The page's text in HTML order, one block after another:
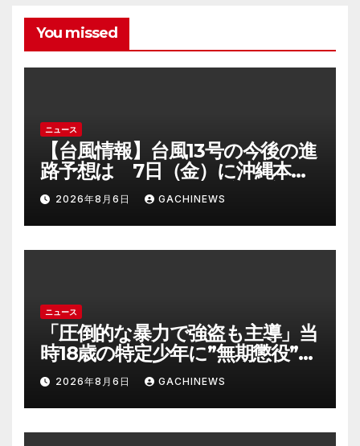
You missed
ニュース
【台風情報】台風13号の今後の進
路予想は 7日（金）に沖縄本島
に直撃するおそれ 一部の家屋
が倒壊するおそれがある猛烈な
風が吹く見込み(FNNプライムオ
ンライン)
2026年8月6日 GACHINEWS
ニュース
「圧倒的な暴力で強盗も主導」当
時18歳の特定少年に”無期懲役”求
刑の背景『年齢の若さで説明でき
ないほど悪質だと検察が判断』
＜元裁判官が解説＞全国的に見て
も異例のケース_8月7日判決の行
2026年8月6日 GACHINEWS